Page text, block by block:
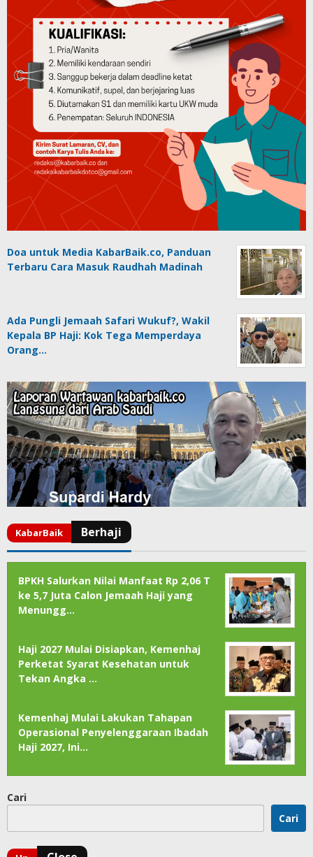
Doa untuk Media KabarBaik.co, Panduan
Terbaru Cara Masuk Raudhah Madinah
Ada Pungli Jemaah Safari Wukuf?, Wakil
Kepala BP Haji: Kok Tega Memperdaya
Orang…
BPKH Salurkan Nilai Manfaat Rp 2,06 T
ke 5,7 Juta Calon Jemaah Haji yang
Menungg…
Haji 2027 Mulai Disiapkan, Kemenhaj
Perketat Syarat Kesehatan untuk
Tekan Angka …
Kemenhaj Mulai Lakukan Tahapan
Operasional Penyelenggaraan Ibadah
Haji 2027, Ini…
Cari
Cari